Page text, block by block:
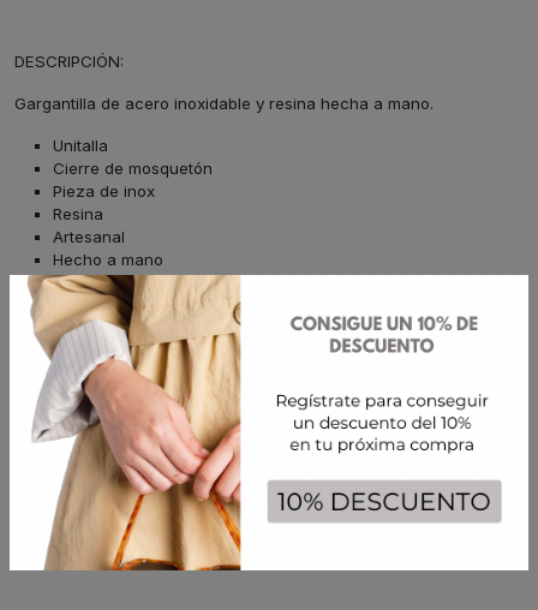
DESCRIPCIÓN:
Gargantilla de acero inoxidable y resina hecha a mano.
Unitalla
Cierre de mosquetón
Pieza de inox
Resina
Artesanal
Hecho a mano
CUIDADOS:
Evitar el contacto con productos químicos como perfumes y
cremas, no mojarla y guardarla en un lugar seco. Limpia la pieza
con un paño suave y seco para mantener su brillo.
Volver